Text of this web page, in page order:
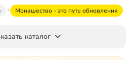
Монашество - это путь обновления
каталог